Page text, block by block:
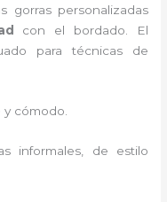
gorras personalizadas
con el bordado. El
para técnicas de
y cómodo.
informales, de estilo